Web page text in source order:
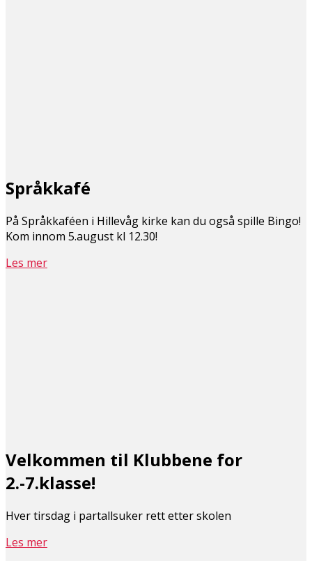
Språkkafé
På Språkkaféen i Hillevåg kirke kan du også spille Bingo!
Kom innom 5.august kl 12.30!
Les mer
Velkommen til Klubbene for
2.-7.klasse!
Hver tirsdag i partallsuker rett etter skolen
Les mer